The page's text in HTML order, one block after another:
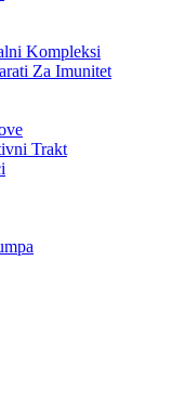
Kompleksi
Za Imunitet
Trakt